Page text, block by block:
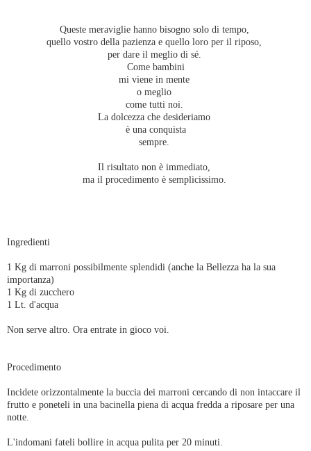
Queste meraviglie hanno bisogno solo di tempo,
quello vostro della pazienza e quello loro per il riposo,
per dare il meglio di sé.
Come bambini
mi viene in mente
o meglio
come tutti noi.
La dolcezza che desideriamo
è una conquista
sempre.
Il risultato non è immediato,
ma il procedimento è semplicissimo.
Ingredienti
1 Kg di marroni possibilmente splendidi (anche la Bellezza ha la sua
importanza)
1 Kg di zucchero
1 Lt. d'acqua
Non serve altro. Ora entrate in gioco voi.
Procedimento
Incidete orizzontalmente la buccia dei marroni cercando di non intaccare il
frutto e poneteli in una bacinella piena di acqua fredda a riposare per una
notte.
L'indomani fateli bollire in acqua pulita per 20 minuti.